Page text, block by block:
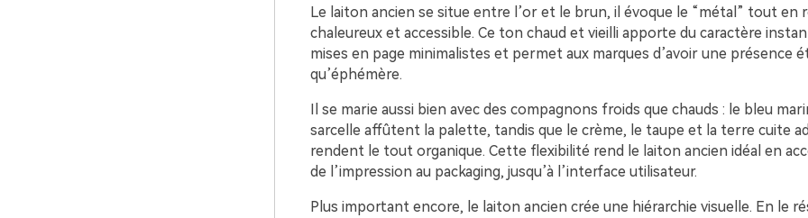
Le laiton ancien se situe entre l’or et le brun, il évoque le “métal” tout en
chaleureux et accessible. Ce ton chaud et vieilli apporte du caractère
mises en page minimalistes et permet aux marques d’avoir une présence
qu’éphémère.
Il se marie aussi bien avec des compagnons froids que chauds : le bleu
sarcelle affûtent la palette, tandis que le crème, le taupe et la terre cuite
rendent le tout organique. Cette flexibilité rend le laiton ancien idéal en
de l’impression au packaging, jusqu’à l’interface utilisateur.
Plus important encore, le laiton ancien crée une hiérarchie visuelle. En le